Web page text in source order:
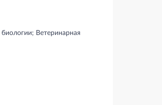
Ветеринарная